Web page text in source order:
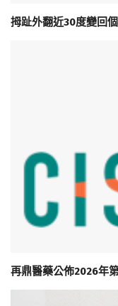
拇趾外翻近30度變回
再鼎醫藥公佈2026年